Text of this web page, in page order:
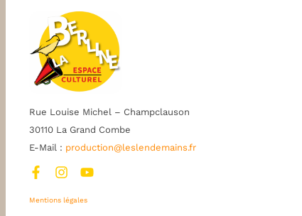
Rue Louise Michel – Champclauson
30110 La Grand Combe
E-Mail : production@leslendemains.fr
Mentions légales